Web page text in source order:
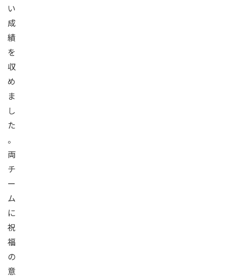
い
成
績
を
収
め
ま
し
た
。
両
チ
ー
ム
に
祝
福
の
意